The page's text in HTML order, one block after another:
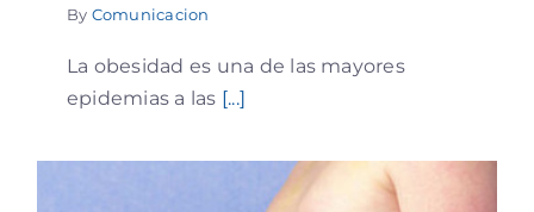
By Comunicacion
La obesidad es una de las mayores
epidemias a las [...]